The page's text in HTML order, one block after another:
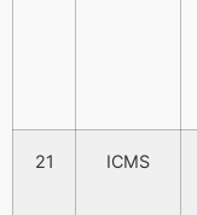
21 ICMS